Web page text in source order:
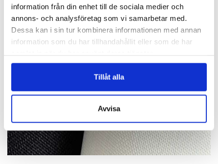
information från din enhet till de sociala medier och
annons- och analysföretag som vi samarbetar med.
Dessa kan i sin tur kombinera informationen med annan
information som du har tillhandahållit eller som de har
Tillåt alla
Avvisa